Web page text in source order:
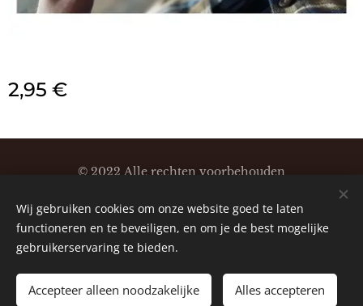
2,95 €
TOEVOEGEN AAN DE WINKELWAGEN
© 2022 Alle rechten voorbehouden
Cookies
Wij gebruiken cookies om onze website goed te laten
functioneren en te beveiligen, en om je de best mogelijke
gebruikerservaring te bieden.
Accepteer alleen noodzakelijke Alles accepteren